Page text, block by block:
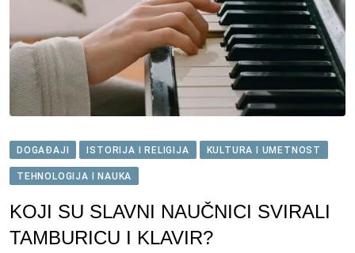
DOGAĐAJI ISTORIJA I RELIGIJA KULTURA I UMETNOST
TEHNOLOGIJA I NAUKA
KOJI SU SLAVNI NAUČNICI SVIRALI
TAMBURICU I KLAVIR?